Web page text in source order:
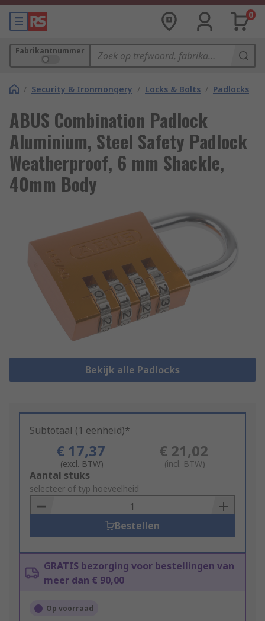
0
Fabrikantnummer
/ Security & Ironmongery / Locks & Bolts / Padlocks
ABUS Combination Padlock
Aluminium, Steel Safety Padlock
Weatherproof, 6 mm Shackle,
40mm Body
Bekijk alle Padlocks
Subtotaal (1 eenheid)*
€ 17,37
(excl. BTW)
€ 21,02
(incl. BTW)
Add
to
Basket
Aantal stuks
selecteer of typ hoeveelheid
Bestellen
GRATIS bezorging voor bestellingen van
meer dan € 90,00
Op voorraad